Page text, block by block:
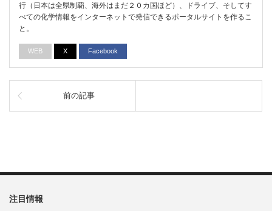
行（日本は全県制覇、海外はまだ２０カ国ほど）、ドライブ、そしてす
べての化学情報をインターネットで発信できるポータルサイトを作るこ
と。
WEB X Facebook
前の記事
注目情報